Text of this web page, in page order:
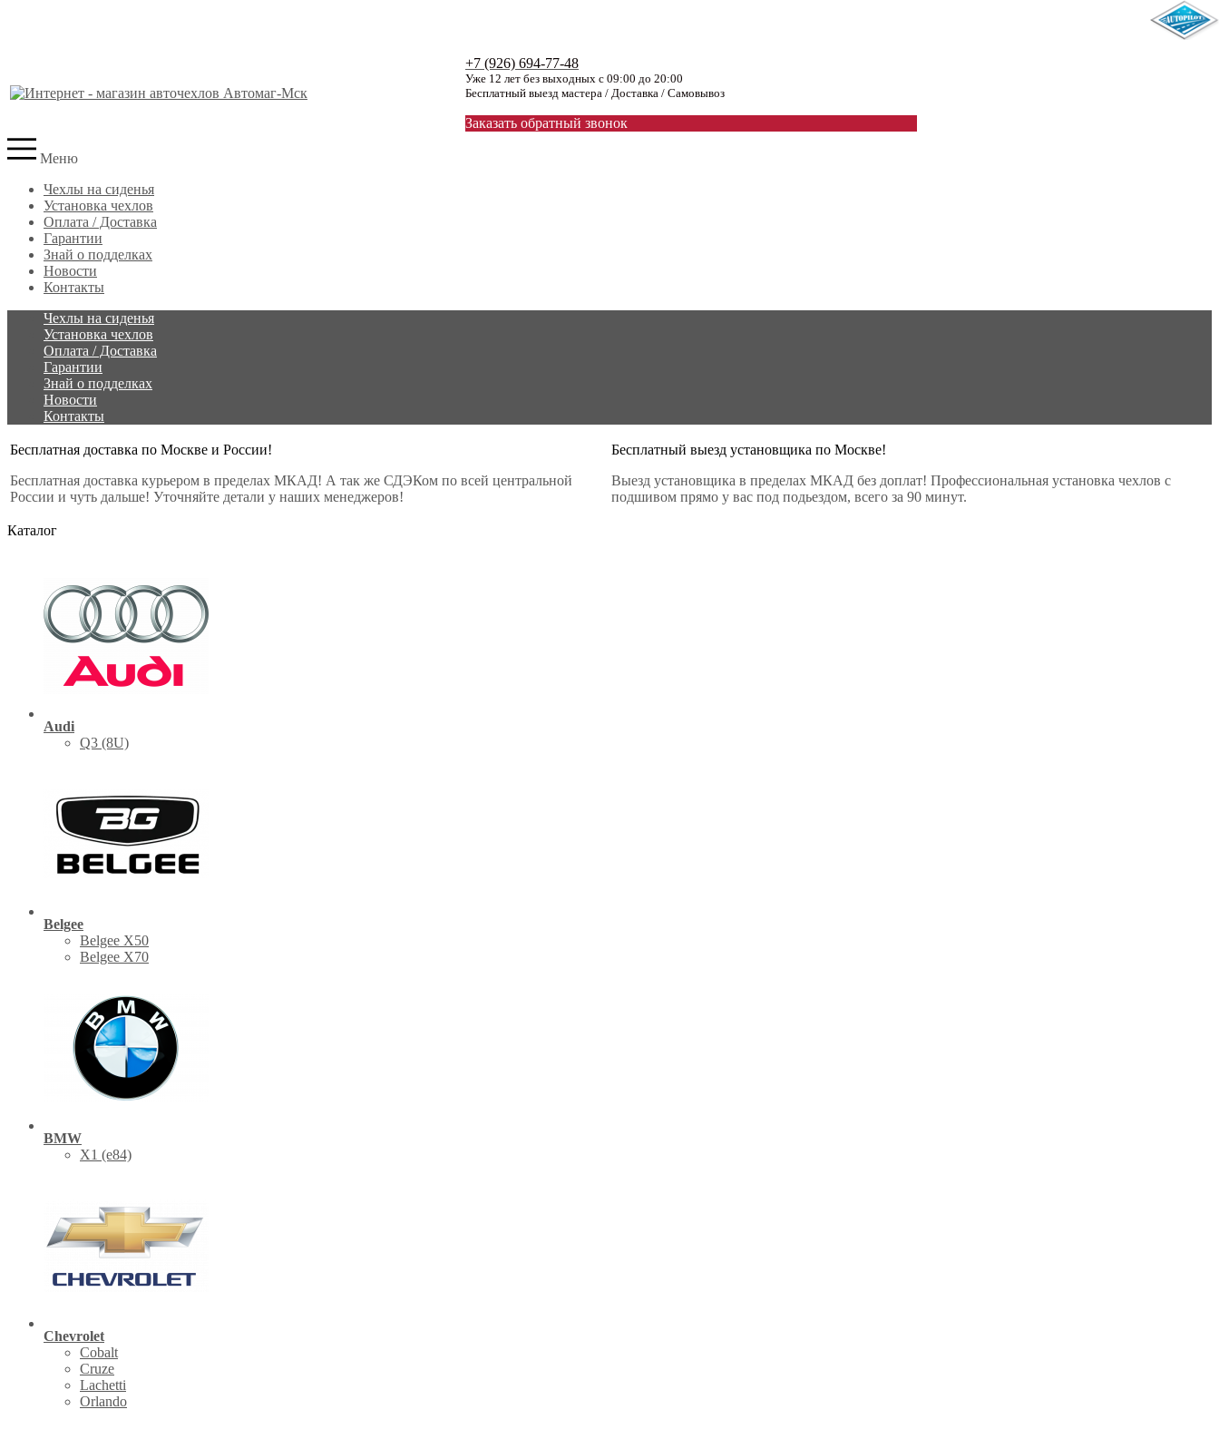
+7 (926) 694-77-48
Уже 12 лет без выходных с 09:00 до 20:00
Бесплатный выезд мастера / Доставка / Самовывоз
Заказать обратный звонок
Меню
Чехлы на сиденья
Установка чехлов
Оплата / Доставка
Гарантии
Знай о подделках
Новости
Контакты
Чехлы на сиденья
Установка чехлов
Оплата / Доставка
Гарантии
Знай о подделках
Новости
Контакты
Бесплатная доставка по Москве и России!
Бесплатная доставка курьером в пределах МКАД! А так же СДЭКом по всей центральной
России и чуть дальше! Уточняйте детали у наших менеджеров!
Бесплатный выезд установщика по Москве!
Выезд установщика в пределах МКАД без доплат! Профессиональная установка чехлов с
подшивом прямо у вас под подьездом, всего за 90 минут.
Каталог
Audi
Q3 (8U)
Belgee
Belgee X50
Belgee X70
BMW
X1 (е84)
Chevrolet
Cobalt
Cruze
Lachetti
Orlando